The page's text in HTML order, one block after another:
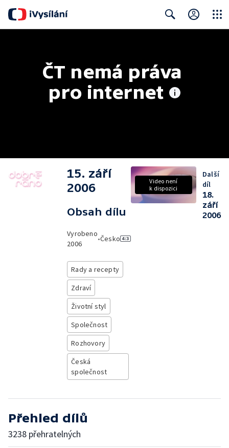
ČT nemá práva
pro internet
15. září
2006
Obsah dílu
Vyrobeno
2006
•Česko
Rady a recepty
Zdraví
Životní styl
Společnost
Rozhovory
Česká
společnost
Video není
k dispozici
Další
díl
18.
září
2006
Přehled dílů
3238 přehratelných